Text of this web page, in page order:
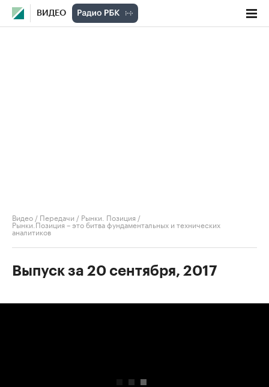
ВИДЕО
Видео / Передачи / Рынки. Позиция /
Рынки.Позиция – это битва фундаментальных и технических
аналитиков
Выпуск за 20 сентября, 2017